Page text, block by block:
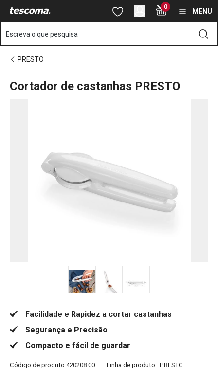
Está na página Cortador de castanhas PRESTO
Saltar para o conteúdo principal
Saltar para a pesquisa
Saltar para a navegação 0
MENU
Escreva o que pesquisa
PRESTO
Cortador de castanhas PRESTO
Facilidade e Rapidez a cortar castanhas
Segurança e Precisão
Compacto e fácil de guardar
Código de produto 420208.00 Linha de produto : PRESTO